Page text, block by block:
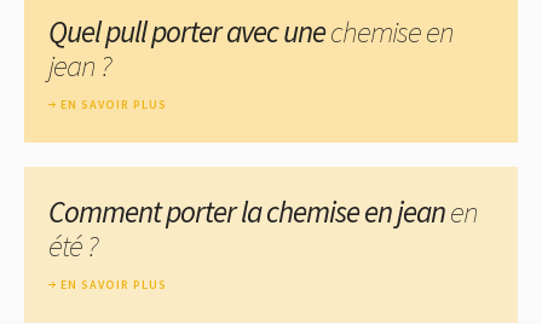
Quel pull porter avec unechemise en
jean ?
EN SAVOIR PLUS
Comment porter la chemise en jeanen
été ?
EN SAVOIR PLUS